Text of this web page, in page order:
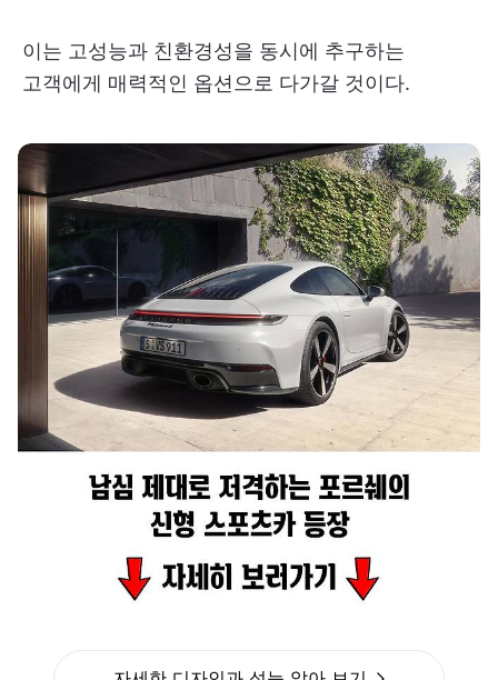
이는 고성능과 친환경성을 동시에 추구하는
고객에게 매력적인 옵션으로 다가갈 것이다.